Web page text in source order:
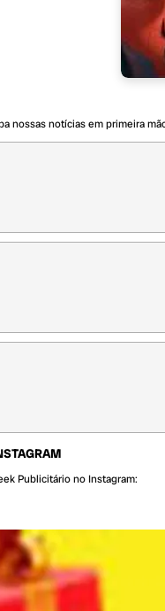
nossas notícias em primeira
Publicitário no Instagram: